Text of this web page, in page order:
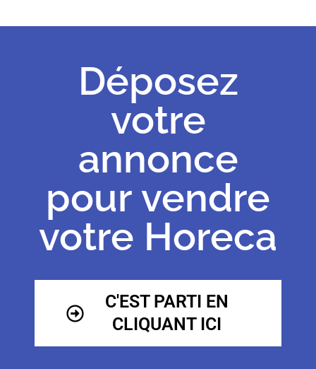
Déposez
votre
annonce
pour vendre
votre Horeca
C'EST PARTI EN
CLIQUANT ICI